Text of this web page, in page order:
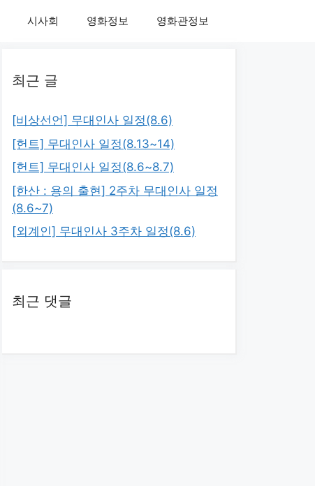
시사회 영화정보 영화관정보
최근 글
[비상선언] 무대인사 일정(8.6)
[헌트] 무대인사 일정(8.13~14)
[헌트] 무대인사 일정(8.6~8.7)
[한산 : 용의 출현] 2주차 무대인사 일정
(8.6~7)
[외계인] 무대인사 3주차 일정(8.6)
최근 댓글